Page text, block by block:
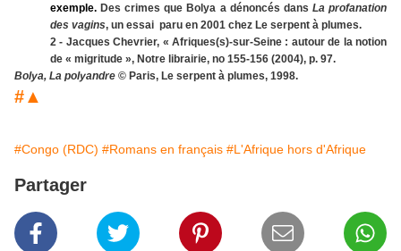
exemple. Des crimes que Bolya a dénoncés dans La profanation
des vagins, un essai paru en 2001 chez Le serpent à plumes.
2 - Jacques Chevrier, « Afriques(s)-sur-Seine : autour de la notion
de « migritude », Notre librairie, no 155-156 (2004), p. 97.
Bolya, La polyandre © Paris, Le serpent à plumes, 1998.
#▲
#Congo (RDC) #Romans en français #L'Afrique hors d'Afrique
Partager